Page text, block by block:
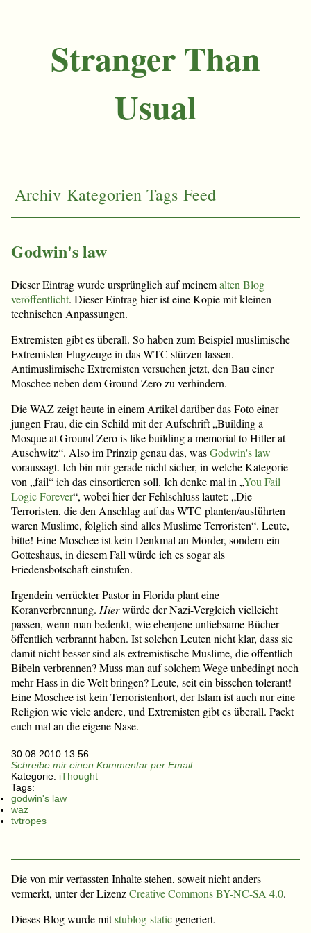
Stranger Than
Usual
Archiv Kategorien Tags Feed
Godwin's law
Dieser Eintrag wurde ursprünglich auf meinemalten Blog
veröffentlicht. Dieser Eintrag hier ist eine Kopie mit kleinen
technischen Anpassungen.
Extremisten gibt es überall. So haben zum Beispiel muslimische
Extremisten Flugzeuge in das WTC stürzen lassen.
Antimuslimische Extremisten versuchen jetzt, den Bau einer
Moschee neben dem Ground Zero zu verhindern.
Die WAZ zeigt heute in einem Artikel darüber das Foto einer
jungen Frau, die ein Schild mit der Aufschrift „Building a
Mosque at Ground Zero is like building a memorial to Hitler at
Auschwitz“. Also im Prinzip genau das, wasGodwin's law
voraussagt. Ich bin mir gerade nicht sicher, in welche Kategorie
von „fail“ ich das einsortieren soll. Ich denke mal in „You Fail
Logic Forever“, wobei hier der Fehlschluss lautet: „Die
Terroristen, die den Anschlag auf das WTC planten/ausführten
waren Muslime, folglich sind alles Muslime Terroristen“. Leute,
bitte! Eine Moschee ist kein Denkmal an Mörder, sondern ein
Gotteshaus, in diesem Fall würde ich es sogar als
Friedensbotschaft einstufen.
Irgendein verrückter Pastor in Florida plant eine
Koranverbrennung. Hierwürde der Nazi-Vergleich vielleicht
passen, wenn man bedenkt, wie ebenjene unliebsame Bücher
öffentlich verbrannt haben. Ist solchen Leuten nicht klar, dass sie
damit nicht besser sind als extremistische Muslime, die öffentlich
Bibeln verbrennen? Muss man auf solchem Wege unbedingt noch
mehr Hass in die Welt bringen? Leute, seit ein bisschen tolerant!
Eine Moschee ist kein Terroristenhort, der Islam ist auch nur eine
Religion wie viele andere, und Extremisten gibt es überall. Packt
euch mal an die eigene Nase.
30.08.2010 13:56
Schreibe mir einen Kommentar per Email
Kategorie: iThought
Tags:
godwin's law
waz
tvtropes
Die von mir verfassten Inhalte stehen, soweit nicht anders
vermerkt, unter der LizenzCreative Commons BY-NC-SA 4.0.
Dieses Blog wurde mitstublog-static generiert.